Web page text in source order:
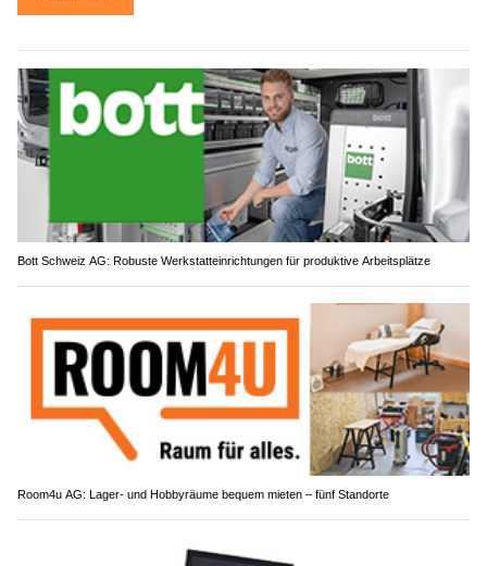
Bott Schweiz AG: Robuste Werkstatteinrichtungen für produktive Arbeitsplätze
Room4u AG: Lager- und Hobbyräume bequem mieten – fünf Standorte